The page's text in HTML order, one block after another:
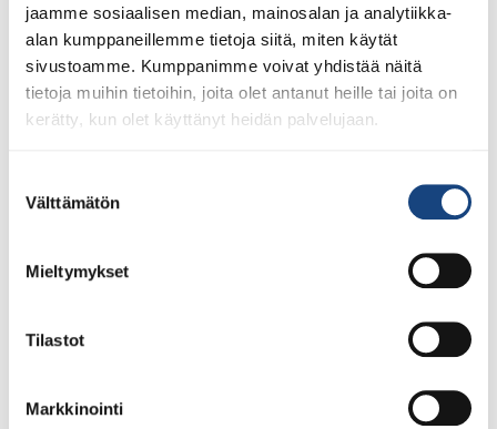
jaamme sosiaalisen median, mainosalan ja analytiikka-
alan kumppaneillemme tietoja siitä, miten käytät
sivustoamme. Kumppanimme voivat yhdistää näitä
tietoja muihin tietoihin, joita olet antanut heille tai joita on
kerätty, kun olet käyttänyt heidän palvelujaan.
valinta
Välttämätön
Mieltymykset
Tilastot
Markkinointi
Bläk Boksissa sunnuntaina 1.10.2023 Ideapark ja
Orimattilan Judoseura järjestävät Ideapark Shiain 1.10.
toteuteutetaan SM-tatatameilla Bläk Boksissa klo 10-15.